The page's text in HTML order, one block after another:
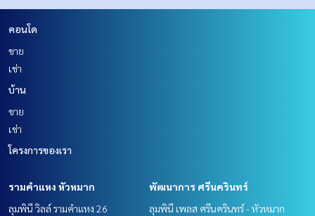
คอนโด
ขาย
เช่า
บ้าน
ขาย
เช่า
โครงการของเรา
รามคำแหง หัวหมาก
ลุมพินี วิลล์ รามคำแหง 26
พัฒนาการ ศรีนครินทร์
ลุมพินี เพลส ศรีนครินทร์ - หัวหมาก